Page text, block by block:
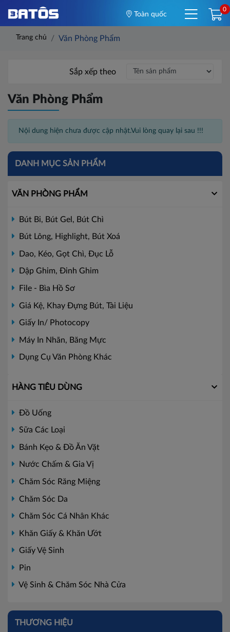
Toàn quốc
0
Trang chủ Văn Phòng Phẩm
DANH MỤC SẢN PHẨM
VĂN PHÒNG PHẨM
Bút Bi, Bút Gel, Bút Chì
Bút Lông, Highlight, Bút Xoá
Dao, Kéo, Gọt Chì, Đục Lỗ
Dập Ghim, Đinh Ghim
File - Bìa Hồ Sơ
Giá Kệ, Khay Đựng Bút, Tài Liệu
Giấy In/ Photocopy
Máy In Nhãn, Băng Mực
Dụng Cụ Văn Phòng Khác
HÀNG TIÊU DÙNG
Đồ Uống
Sữa Các Loại
Bánh Kẹo & Đồ Ăn Vặt
Nước Chấm & Gia Vị
Chăm Sóc Răng Miệng
Chăm Sóc Da
Chăm Sóc Cá Nhân Khác
Khăn Giấy & Khăn Ướt
Giấy Vệ Sinh
Pin
Vệ Sinh & Chăm Sóc Nhà Cửa
THƯƠNG HIỆU
Sắp xếp theo
Văn Phòng Phẩm
Nội dung hiện chưa được cập nhật.Vui lòng quay lại sau !!!